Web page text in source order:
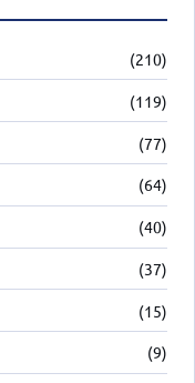
(210)
(119)
(77)
(64)
(40)
(37)
(15)
(9)